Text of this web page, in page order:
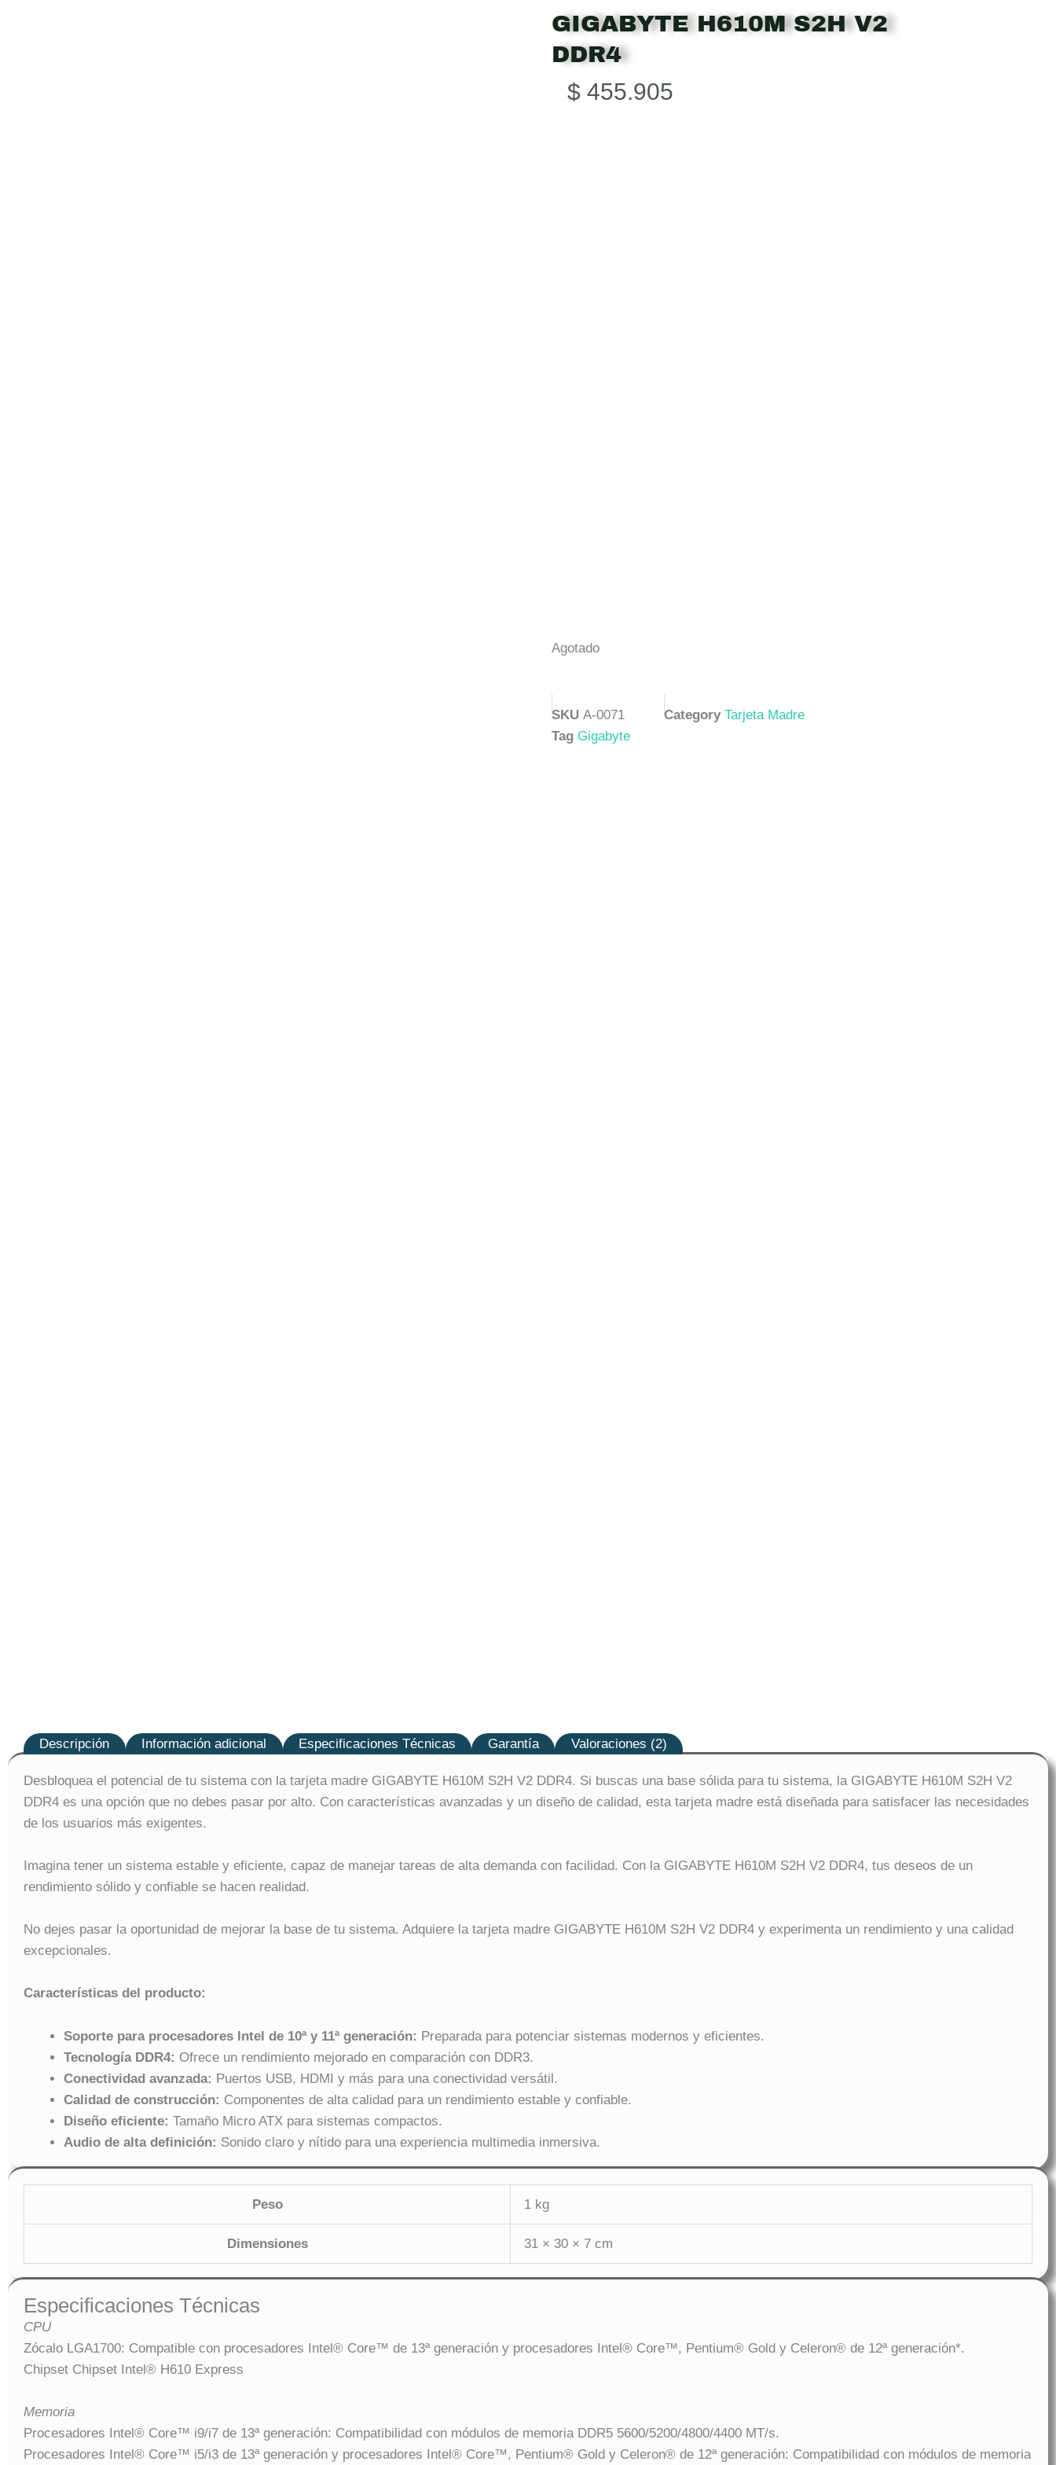
GIGABYTE H610M S2H V2
DDR4
$ 455.905
Agotado
SKU A-0071 Category Tarjeta Madre
Tag Gigabyte
Descripción Información adicional Especificaciones Técnicas Garantía Valoraciones (2)
Desbloquea el potencial de tu sistema con la tarjeta madre GIGABYTE H610M S2H V2 DDR4. Si buscas una base sólida para tu sistema, la GIGABYTE H610M S2H V2
DDR4 es una opción que no debes pasar por alto. Con características avanzadas y un diseño de calidad, esta tarjeta madre está diseñada para satisfacer las necesidades
de los usuarios más exigentes.
Imagina tener un sistema estable y eficiente, capaz de manejar tareas de alta demanda con facilidad. Con la GIGABYTE H610M S2H V2 DDR4, tus deseos de un
rendimiento sólido y confiable se hacen realidad.
No dejes pasar la oportunidad de mejorar la base de tu sistema. Adquiere la tarjeta madre GIGABYTE H610M S2H V2 DDR4 y experimenta un rendimiento y una calidad
excepcionales.
Características del producto:
Soporte para procesadores Intel de 10ª y 11ª generación: Preparada para potenciar sistemas modernos y eficientes.
Tecnología DDR4: Ofrece un rendimiento mejorado en comparación con DDR3.
Conectividad avanzada: Puertos USB, HDMI y más para una conectividad versátil.
Calidad de construcción: Componentes de alta calidad para un rendimiento estable y confiable.
Diseño eficiente: Tamaño Micro ATX para sistemas compactos.
Audio de alta definición: Sonido claro y nítido para una experiencia multimedia inmersiva.
Peso 1 kg
Dimensiones 31 × 30 × 7 cm
Especificaciones Técnicas
CPU
Zócalo LGA1700: Compatible con procesadores Intel® Core™ de 13ª generación y procesadores Intel® Core™, Pentium® Gold y Celeron® de 12ª generación*.
Chipset Chipset Intel® H610 Express
Memoria
Procesadores Intel® Core™ i9/i7 de 13ª generación: Compatibilidad con módulos de memoria DDR5 5600/5200/4800/4400 MT/s.
Procesadores Intel® Core™ i5/i3 de 13ª generación y procesadores Intel® Core™, Pentium® Gold y Celeron® de 12ª generación: Compatibilidad con módulos de memoria